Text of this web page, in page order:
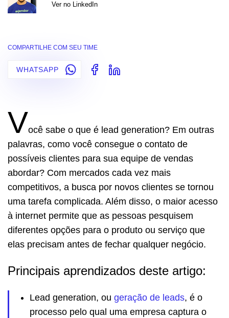
Ver no LinkedIn
COMPARTILHE COM SEU TIME
WHATSAPP
Você sabe o que é lead generation? Em outras
palavras, como você consegue o contato de
possíveis clientes para sua equipe de vendas
abordar? Com mercados cada vez mais
competitivos, a busca por novos clientes se tornou
uma tarefa complicada. Além disso, o maior acesso
à internet permite que as pessoas pesquisem
diferentes opções para o produto ou serviço que
elas precisam antes de fechar qualquer negócio.
Principais aprendizados deste artigo:
Lead generation, ou geração de leads, é o
processo pelo qual uma empresa captura o